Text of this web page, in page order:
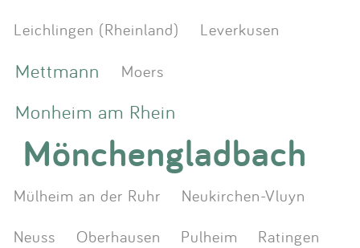
Leichlingen (Rheinland)
Leverkusen
Mettmann Moers
Monheim am Rhein
Mönchengladbach
Mülheim an der Ruhr
Neukirchen-Vluyn
Neuss
Oberhausen Pulheim
Ratingen